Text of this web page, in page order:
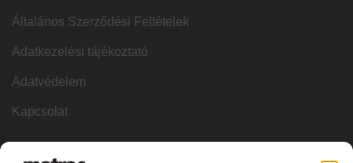
Általános Szerződési Feltételek
Adatkezelési tájékoztató
Adatvédelem
Kapcsolat
KATEGÓRIÁK